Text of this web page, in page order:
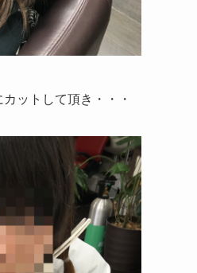
ットして頂き・・・